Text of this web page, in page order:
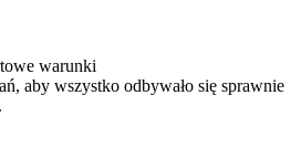
warunki
aby wszystko odbywało się sprawnie